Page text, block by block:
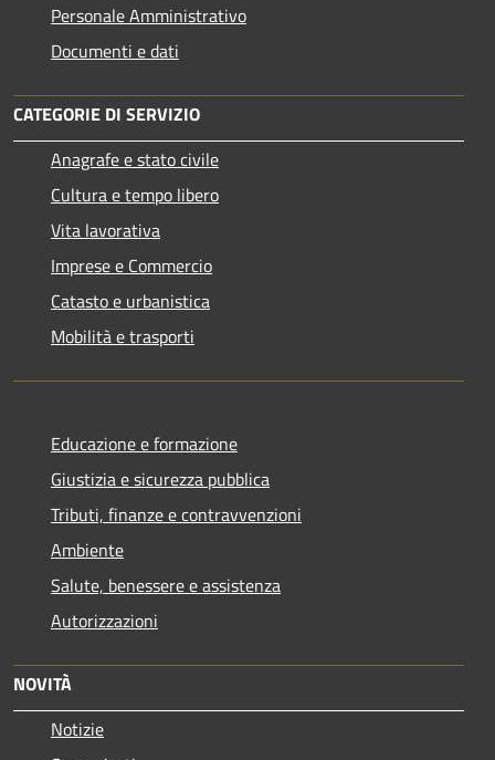
Personale Amministrativo
Documenti e dati
CATEGORIE DI SERVIZIO
Anagrafe e stato civile
Cultura e tempo libero
Vita lavorativa
Imprese e Commercio
Catasto e urbanistica
Mobilità e trasporti
Educazione e formazione
Giustizia e sicurezza pubblica
Tributi, finanze e contravvenzioni
Ambiente
Salute, benessere e assistenza
Autorizzazioni
NOVITÀ
Notizie